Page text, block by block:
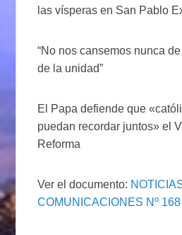
las vísperas en San Pablo
“No nos cansemos nunca
de la unidad”
El Papa defiende que
puedan recordar juntos» el
Reforma
Ver el documento:
COMUNICACIONES Nº 168